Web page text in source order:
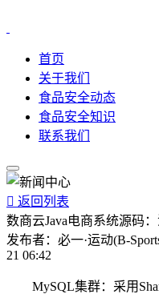
首页
关于我们
食品安全动态
食品安全知识
联系我们
 返回列表
数商云Java电商系统源码
发布者： 必一·运动(B-
21 06:42
MySQL集群：采用